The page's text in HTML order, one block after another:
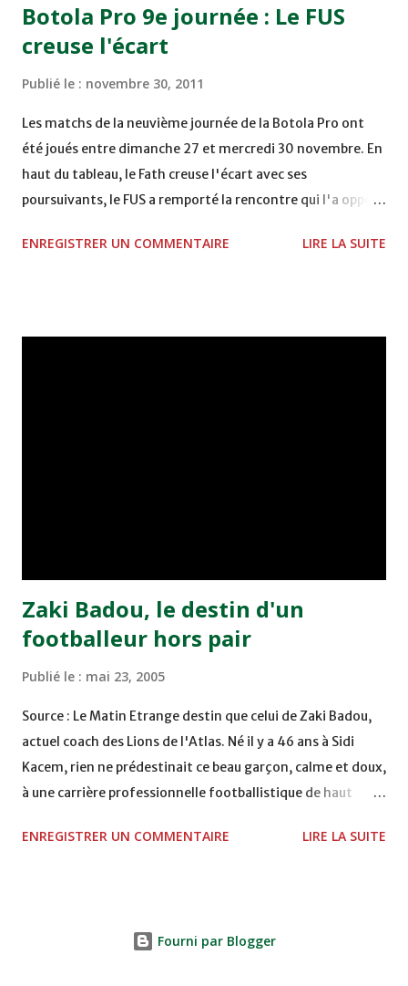
Mardi 06/12/2011 15H00 WAF - OCS au COMPLEXE SPORTIF
DE FES - FES WAC - MAS Reporté pour cause de finale de la
Botola Pro 9e journée : Le FUS
creuse l'écart
Publié le : novembre 30, 2011
Les matchs de la neuvième journée de la Botola Pro ont
été joués entre dimanche 27 et mercredi 30 novembre. En
haut du tableau, le Fath creuse l'écart avec ses
poursuivants, le FUS a remporté la rencontre qui l'a opposé
2, Badr Kachani a ouvert la marque à la 38e pour les
ENREGISTRER UN COMMENTAIRE LIRE LA SUITE
Zaki Badou, le destin d'un
footballeur hors pair
Publié le : mai 23, 2005
Source : Le Matin Etrange destin que celui de Zaki Badou,
actuel coach des Lions de l'Atlas. Né il y a 46 ans à Sidi
Kacem, rien ne prédestinait ce beau garçon, calme et doux,
à une carrière professionnelle footballistique de haut
également féru des armes, le jeune Zaki aura sa première
lorsque la pression s'appesantit. Mais comme pour tous
ENREGISTRER UN COMMENTAIRE LIRE LA SUITE
Fourni par Blogger